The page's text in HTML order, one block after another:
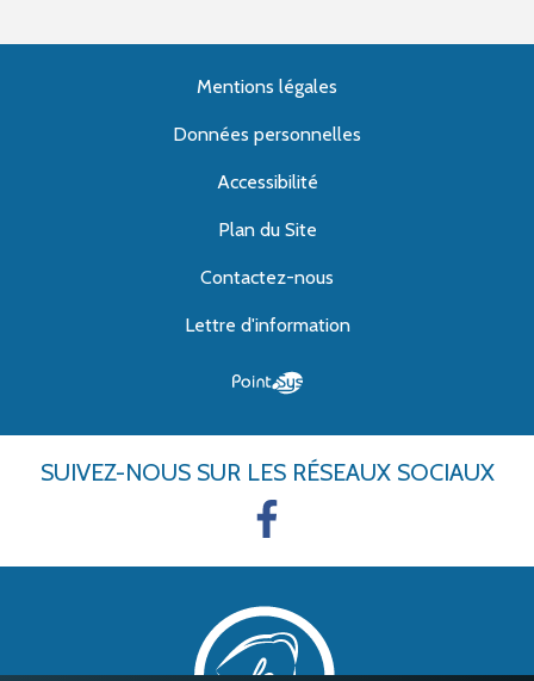
Mentions légales
Données personnelles
Accessibilité
Plan du Site
Contactez-nous
Lettre d'information
SUIVEZ-NOUS SUR LES RÉSEAUX SOCIAUX